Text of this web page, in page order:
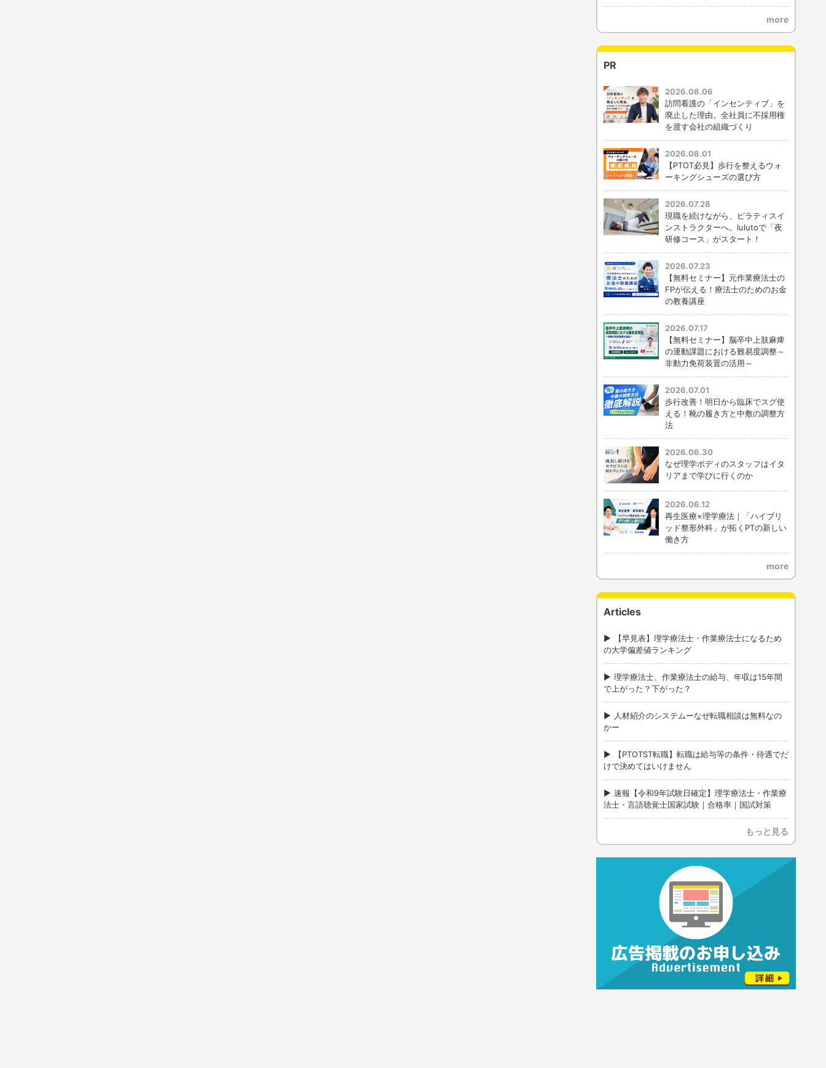
more
PR
2026.08.06
訪問看護の「インセンティブ」を
廃止した理由。全社員に不採用権
を渡す会社の組織づくり
2026.08.01
【PTOT必見】歩行を整えるウォ
ーキングシューズの選び方
2026.07.28
現職を続けながら、ピラティスイ
ンストラクターへ。lulutoで「夜
研修コース」がスタート！
2026.07.23
【無料セミナー】元作業療法士の
FPが伝える！療法士のためのお金
の教養講座
2026.07.17
【無料セミナー】脳卒中上肢麻痺
の運動課題における難易度調整～
非動力免荷装置の活用～
2026.07.01
歩行改善！明日から臨床でスグ使
える！靴の履き方と中敷の調整方
法
2026.06.30
なぜ理学ボディのスタッフはイタ
リアまで学びに行くのか
2026.06.12
再生医療×理学療法｜「ハイブリ
ッド整形外科」が拓くPTの新しい
働き方
more
Articles
【早見表】理学療法士・作業療法士になるため
の大学偏差値ランキング
理学療法士、作業療法士の給与、年収は15年間
で上がった？下がった？
人材紹介のシステムーなぜ転職相談は無料なの
かー
【PTOTST転職】転職は給与等の条件・待遇でだ
けで決めてはいけません
速報【令和9年試験日確定】理学療法士・作業療
法士・言語聴覚士国家試験｜合格率｜国試対策
もっと見る